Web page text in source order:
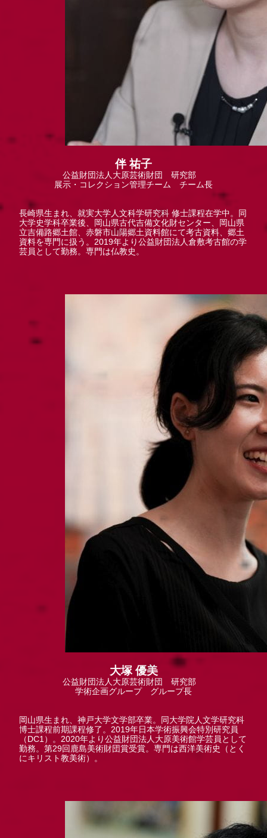
伴 祐子
公益財団法人大原芸術財団 研究部
展示・コレクション管理チーム チーム長
長崎県生まれ、就実大学人文科学研究科 修士課程在学中。同
大学史学科卒業後、岡山県古代吉備文化財センター、岡山県
立吉備路郷土館、赤磐市山陽郷土資料館にて考古資料、郷土
資料を専門に扱う。2019年より公益財団法人倉敷考古館の学
芸員として勤務。専門は仏教史。
大塚 優美
公益財団法人大原芸術財団 研究部
学術企画グループ グループ長
岡山県生まれ、神戸大学文学部卒業。同大学院人文学研究科
博士課程前期課程修了。2019年日本学術振興会特別研究員
（DC1）。2020年より公益財団法人大原美術館学芸員として
勤務。第29回鹿島美術財団賞受賞。専門は西洋美術史（とく
にキリスト教美術）。